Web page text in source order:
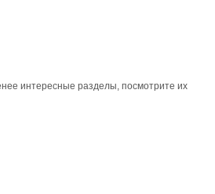
интересные разделы, посмотрите их